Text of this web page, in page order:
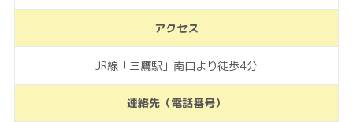
アクセス
JR線「三鷹駅」南口より徒歩4分
連絡先（電話番号）